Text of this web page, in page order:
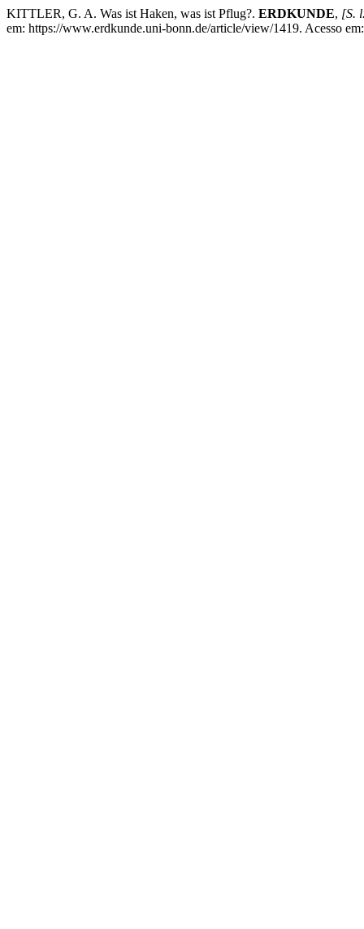
KITTLER, G. A. Was ist Haken, was ist Pflug?. ERDKUNDE, [S.
em: https://www.erdkunde.uni-bonn.de/article/view/1419. Acesso